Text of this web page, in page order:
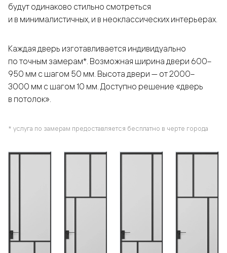
будут одинаково стильно смотреться
и в минималистичных, и в неоклассических интерьерах.
Каждая дверь изготавливается индивидуально
по точным замерам*. Возможная ширина двери 600–
950 мм с шагом 50 мм. Высота двери — от 2000–
3000 мм с шагом 10 мм. Доступно решение «дверь
в потолок».
* услуга по замерам предоставляется бесплатно в черте города